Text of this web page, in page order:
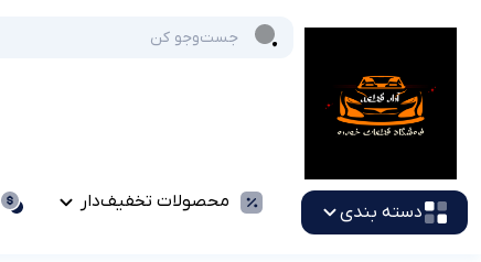
دسته بندی محصولات تخفیف‌دار